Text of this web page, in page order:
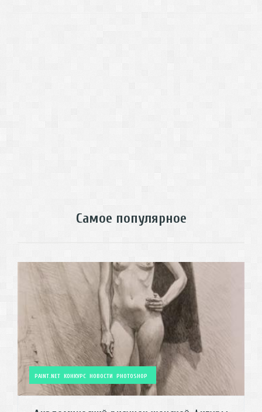
Самое популярное
PAINT.NET КОНКУРС НОВОСТИ PHOTOSHOP